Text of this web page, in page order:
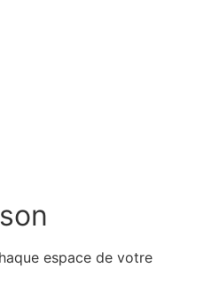
espace de votre